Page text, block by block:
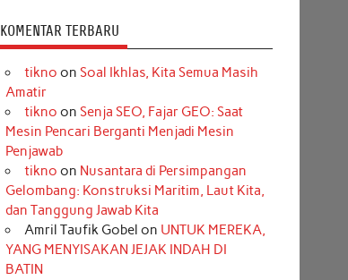
KOMENTAR TERBARU
tikno on Soal Ikhlas, Kita Semua Masih
Amatir
tikno on Senja SEO, Fajar GEO: Saat
Mesin Pencari Berganti Menjadi Mesin
Penjawab
tikno on Nusantara di Persimpangan
Gelombang: Konstruksi Maritim, Laut Kita,
dan Tanggung Jawab Kita
Amril Taufik Gobel on UNTUK MEREKA,
YANG MENYISAKAN JEJAK INDAH DI
BATIN